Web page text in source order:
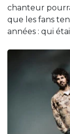
chanteur
que les fans
années : qui